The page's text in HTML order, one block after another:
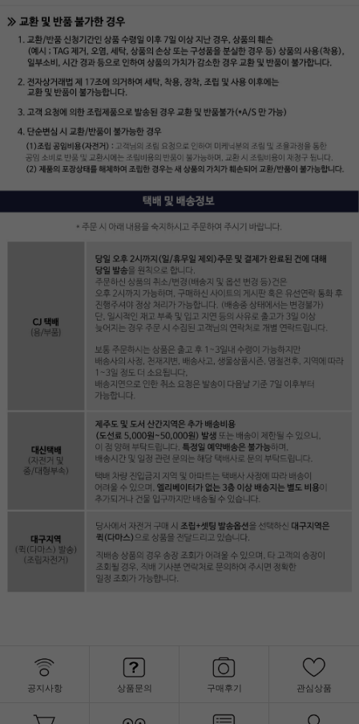
공지사항 상품문의 구매후기 관심상품